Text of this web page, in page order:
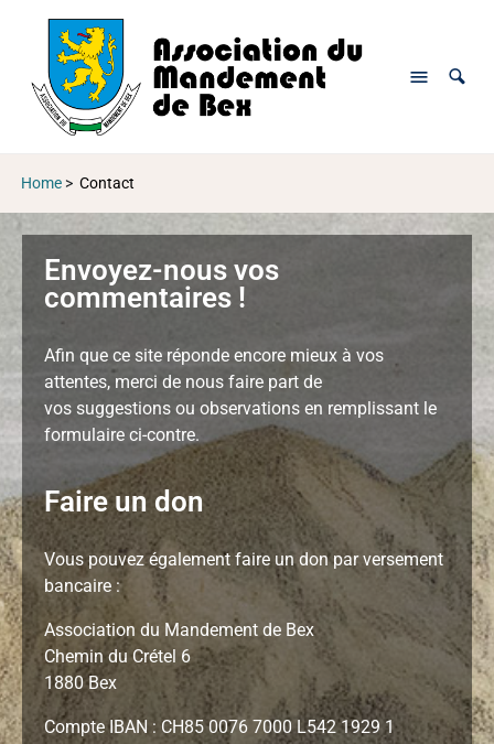
Home> Contact
Envoyez-nous vos
commentaires !
Afin que ce site réponde encore mieux à vos
attentes, merci de nous faire part de
vos suggestions ou observations en remplissant le
formulaire ci-contre.
Faire un don
Vous pouvez également faire un don par versement
bancaire :
Association du Mandement de Bex
Chemin du Crétel 6
1880 Bex
Compte IBAN : CH85 0076 7000 L542 1929 1